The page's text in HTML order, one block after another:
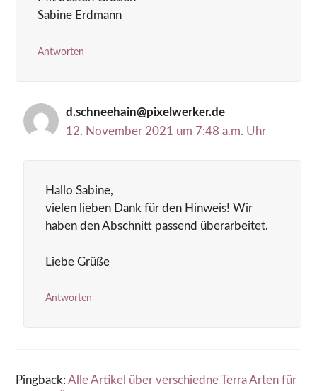
Sabine Erdmann
Antworten
d.schneehain@pixelwerker.de
12. November 2021 um 7:48 a.m. Uhr
Hallo Sabine,
vielen lieben Dank für den Hinweis! Wir
haben den Abschnitt passend überarbeitet.
Liebe Grüße
Antworten
Pingback: Alle Artikel über verschiedne Terra Arten für